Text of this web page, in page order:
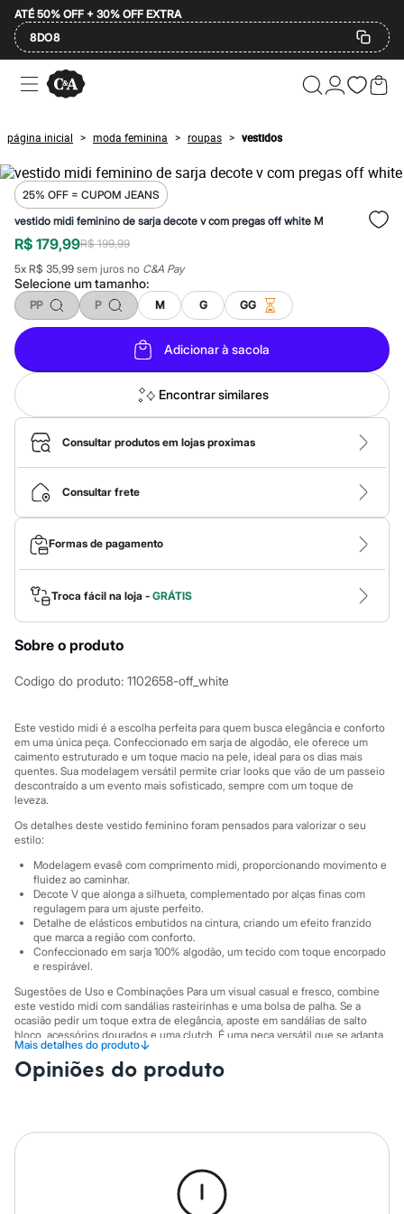
ATÉ 50% OFF + 30% OFF EXTRA
8DO8
Ofertas
Compre por Departamento
Masculino
Infantil
Calçados
Mindse7
Plus Size
2 calçados por R$189
2 peças por R$199
3 lingeries por R$99
3 itens de beleza por R$129
Até 20% off
Até 40% off
Até 60% off
A partir de 60% off
Feminino
Em alta
Inverno
Alfaiataria
Novidades
Roupas
Blusas e Camisetas
Básicos
Calças
Casacos e Jaquetas
Jeans
Macacões
Saias
Shorts e Bermudas
Vestidos
Acessórios
Bolsas
Bonés e Chapéus
Bijoux
Cintos
Relógios
Chinelos
Rasteirinhas
Sandálias
Sapatilhas
Tênis
City
Clock House
Mindset
Sawary
Yessica
Moda esportiva
Acessórios
Blusas
Calçados
Leggings
Shorts e Bermudas
Tops
Moda íntima
Calcinhas
Cintas e Modeladores
Meias
Biquínis
Maiôs
página inicial > moda feminina > roupas > vestidos
25% OFF = CUPOM JEANS
vestido midi feminino de sarja decote v com pregas off white M
R$ 179,99R$ 199,99
5x R$ 35,99 sem juros no C&A Pay
Selecione umtamanho:
PP P M G GG
Adicionar à sacola
Encontrar similares
Consultar produtos em lojas proximas
Consultar frete
Formas de pagamento
Troca fácil na loja - GRÁTIS
Sobre o produto
Codigo do produto: 1102658-off_white
Este vestido midi é a escolha perfeita para quem busca elegância e conforto
em uma única peça. Confeccionado em sarja de algodão, ele oferece um
caimento estruturado e um toque macio na pele, ideal para os dias mais
quentes. Sua modelagem versátil permite criar looks que vão de um passeio
descontraído a um evento mais sofisticado, sempre com um toque de
leveza.
Os detalhes deste vestido feminino foram pensados para valorizar o seu
estilo:
Modelagem evasê com comprimento midi, proporcionando movimento e
fluidez ao caminhar.
Decote V que alonga a silhueta, complementado por alças finas com
regulagem para um ajuste perfeito.
Detalhe de elásticos embutidos na cintura, criando um efeito franzido
que marca a região com conforto.
Confeccionado em sarja 100% algodão, um tecido com toque encorpado
e respirável.
Sugestões de Uso e Combinações Para um visual casual e fresco, combine
este vestido midi com sandálias rasteirinhas e uma bolsa de palha. Se a
ocasião pedir um toque extra de elegância, aposte em sandálias de salto
bloco, acessórios dourados e uma clutch. É uma peça versátil que se adapta
facilmente a diferentes momentos do seu dia.
A gente se encontra na C&A! ❤
Altura: 178cm / Busto: 80cm / Cintura: 66cm / Quadril: 90cm.
Mais detalhes do produto↓
100% algodão
Opiniões do produto